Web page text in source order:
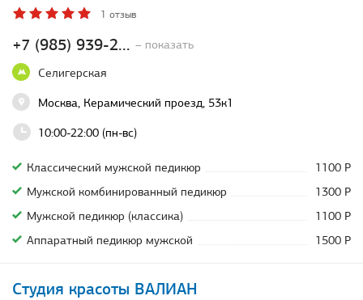
+7 (985) 939-2... – показать
Селигерская
Москва, Керамический проезд, 53к1
10:00-22:00 (пн-вс)
1 отзыв
Классический мужской педикюр
1100 Р
Мужской комбинированный педикюр
1300 Р
Мужской педикюр (классика)
1100 Р
Аппаратный педикюр мужской
1500 Р
Студия красоты ВАЛИАН